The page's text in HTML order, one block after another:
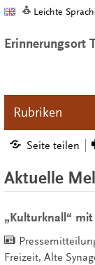
Leichte
Erinnerungsort
Rubriken
Seite teilen
Aktuelle
„Kulturknall“
Freizeit, Alte